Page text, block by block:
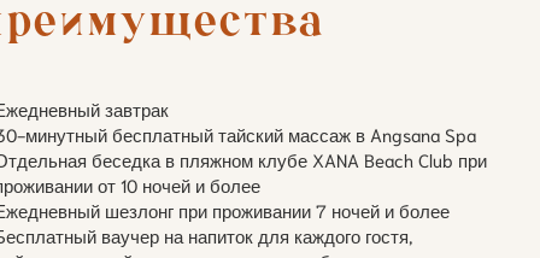
завтрак
минутный бесплатный тайский массаж в Angsana Spa
беседка в пляжном клубе XANA Beach Club при
от 10 ночей и более
шезлонг при проживании 7 ночей и более
ваучер на напиток для каждого гостя,